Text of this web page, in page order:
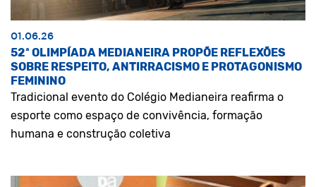
01.06.26
52ª OLIMPÍADA MEDIANEIRA PROPÕE REFLEXÕES
SOBRE RESPEITO, ANTIRRACISMO E PROTAGONISMO
FEMININO
Tradicional evento do Colégio Medianeira reafirma o
esporte como espaço de convivência, formação
humana e construção coletiva